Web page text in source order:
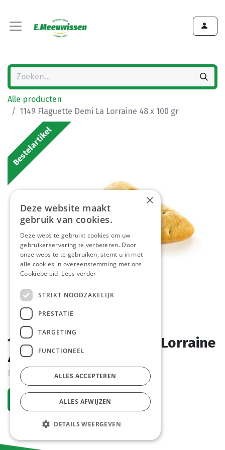
Alle producten
1149 Flaguette Demi La Lorraine 48 x 100 gr
Bestelartikel
1149 Flaguette Demi La Lorraine
48 x 100 gr
Bestelartikel
Vraag een account aan
×
Deze website maakt
gebruik van cookies.
Deze website gebruikt cookies om uw
gebruikerservaring te verbeteren. Door
onze website te gebruiken, stemt u in met
alle cookies in overeenstemming met ons
Cookiebeleid. Lees verder
STRIKT NOODZAKELIJK
PRESTATIE
TARGETING
FUNCTIONEEL
ALLES ACCEPTEREN
ALLES AFWIJZEN
DETAILS WEERGEVEN